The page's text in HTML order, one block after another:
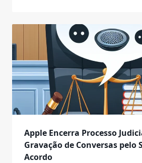
Apple Encerra Processo
Gravação de Conversas pelo
Acordo